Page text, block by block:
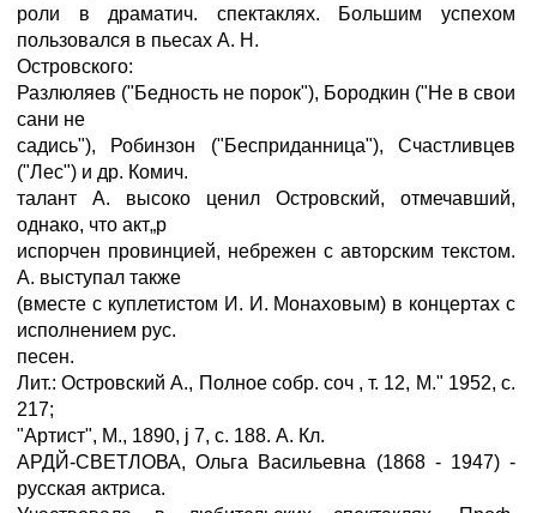
роли в драматич. спектаклях. Большим успехом
пользовался в пьесах А. Н.
Островского:
Разлюляев ("Бедность не порок"), Бородкин ("Не в свои
сани не
садись"), Робинзон ("Бесприданница"), Счастливцев
("Лес") и др. Комич.
талант А. высоко ценил Островский, отмечавший,
однако, что акт„р
испорчен провинцией, небрежен с авторским текстом.
А. выступал также
(вместе с куплетистом И. И. Монаховым) в концертах с
исполнением рус.
песен.
Лит.: Островский А., Полное собр. соч , т. 12, M." 1952, с.
217;
"Артист", M., 1890, ј 7, с. 188. А. Кл.
АРДЙ-СВЕТЛОВА, Ольга Васильевна (1868 - 1947) -
русская актриса.